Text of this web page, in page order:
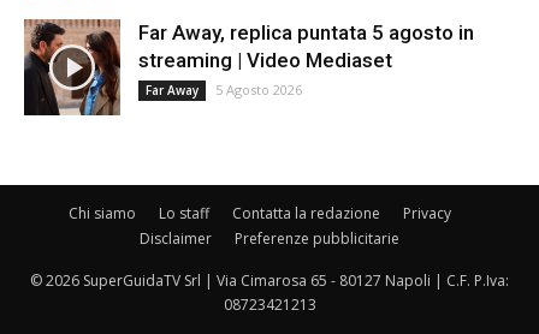
Far Away, replica puntata 5 agosto in
streaming | Video Mediaset
Far Away 5 Agosto 2026
Chi siamo Lo staff Contatta la redazione
Privacy
Disclaimer
Preferenze pubblicitarie
© 2026 SuperGuidaTV Srl | Via Cimarosa 65 - 80127 Napoli | C.F. P.Iva:
08723421213